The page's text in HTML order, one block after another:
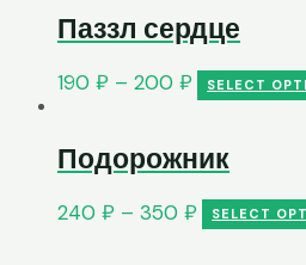
Паззл сердце
190 ₽ – 200 ₽ SELECT
Подорожник
240 ₽ – 350 ₽ SELECT